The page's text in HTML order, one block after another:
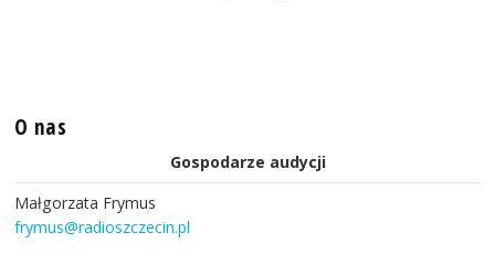
O nas
Gospodarze audycji
Małgorzata Frymus
frymus@radioszczecin.pl